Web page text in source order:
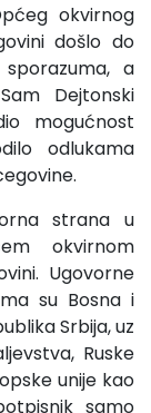
okvirnog
došlo do
a
Dejtonski
mogućnost
odlukama
strana u
okvirnom
Ugovorne
su Bosna i
Srbija, uz
Ruske
unije kao
samo